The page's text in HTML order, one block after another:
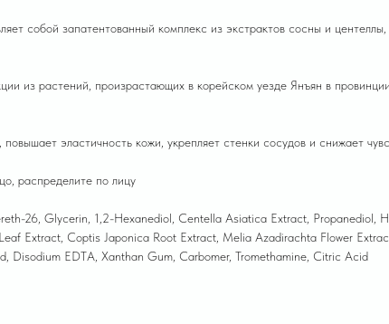
собой запатентованный комплекс из экстрактов сосны и
из растений, произрастающих в корейском уезде Янъян в
эластичность кожи, укрепляет стенки сосудов и снижает
распределите по лицу
26, Glycerin, 1,2-Hexanediol, Centella Asiatica Extract, Propanediol,
Extract, Coptis Japonica Root Extract, Melia Azadirachta Flower
EDTA, Xanthan Gum, Carbomer, Tromethamine, Citric Acid